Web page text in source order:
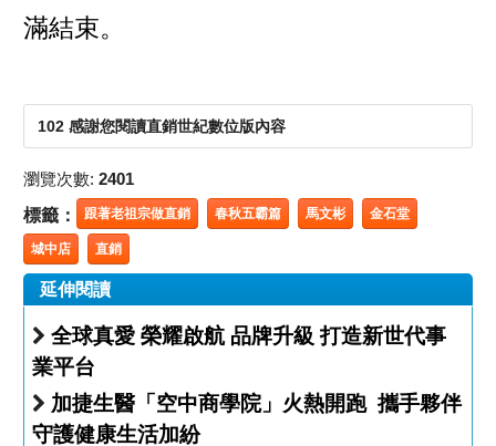
滿結束。
102 感謝您閱讀直銷世紀數位版內容
瀏覽次數: 2401
標籤： 跟著老祖宗做直銷 春秋五霸篇 馬文彬 金石堂
城中店 直銷
延伸閱讀
全球真愛 榮耀啟航 品牌升級 打造新世代事
業平台
加捷生醫「空中商學院」火熱開跑 攜手夥伴
守護健康生活加紛